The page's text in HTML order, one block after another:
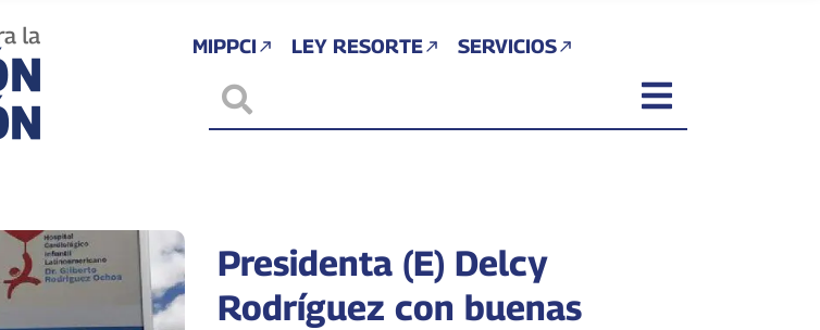
MIPPCI LEY RESORTE SERVICIOS
Presidenta (E) Delcy
Rodríguez con buenas